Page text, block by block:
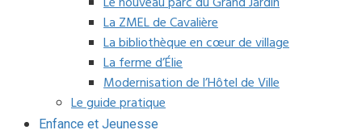
La ZMEL de Cavalière
La bibliothèque en cœur de village
La ferme d’Élie
Modernisation de l’Hôtel de Ville
Le guide pratique
Enfance et Jeunesse